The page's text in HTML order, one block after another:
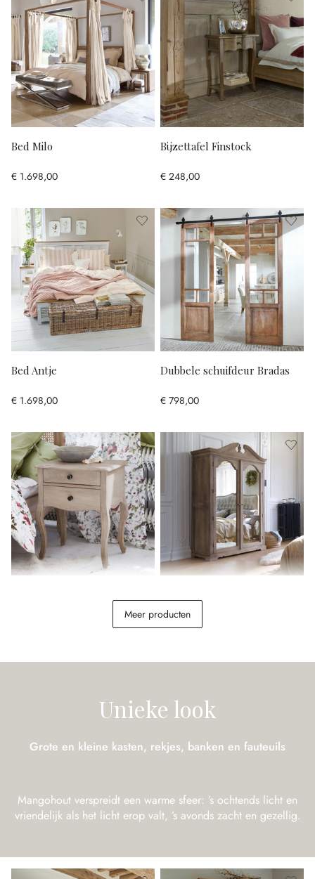
Bed Milo
€ 1.698,00
Bijzettafel Finstock
€ 248,00
Bed Antje
€ 1.698,00
Dubbele schuifdeur Bradas
€ 798,00
€ 1.698,00
Meer producten
Unieke look
Grote en kleine kasten, rekjes, banken en fauteuils
Mangohout verspreidt een warme sfeer: ’s ochtends licht en
vriendelijk als het licht erop valt, ’s avonds zacht en gezellig.